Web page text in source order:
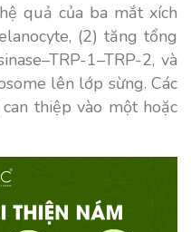
quả của ba mắt xích
(2) tăng tổng
1–TRP-2, và
lên lớp sừng. Các
thiệp vào một hoặc